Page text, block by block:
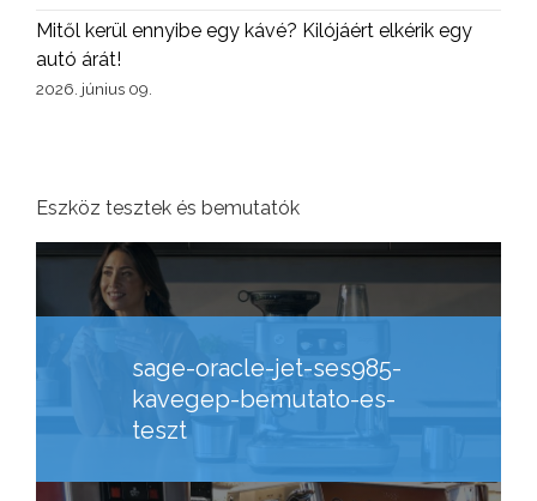
Mitől kerül ennyibe egy kávé? Kilójáért elkérik egy
autó árát!
2026. június 09.
Eszköz tesztek és bemutatók
sage-oracle-jet-ses985-
kavegep-bemutato-es-
teszt